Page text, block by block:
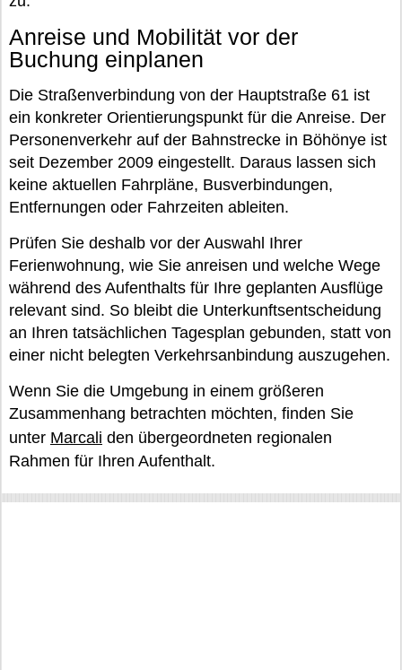
Anreise und Mobilität vor der
Buchung einplanen
Die Straßenverbindung von der Hauptstraße 61 ist
ein konkreter Orientierungspunkt für die Anreise. Der
Personenverkehr auf der Bahnstrecke in Böhönye ist
seit Dezember 2009 eingestellt. Daraus lassen sich
keine aktuellen Fahrpläne, Busverbindungen,
Entfernungen oder Fahrzeiten ableiten.
Prüfen Sie deshalb vor der Auswahl Ihrer
Ferienwohnung, wie Sie anreisen und welche Wege
während des Aufenthalts für Ihre geplanten Ausflüge
relevant sind. So bleibt die Unterkunftsentscheidung
an Ihren tatsächlichen Tagesplan gebunden, statt von
einer nicht belegten Verkehrsanbindung auszugehen.
Wenn Sie die Umgebung in einem größeren
Zusammenhang betrachten möchten, finden Sie
unter Marcali den übergeordneten regionalen
Rahmen für Ihren Aufenthalt.